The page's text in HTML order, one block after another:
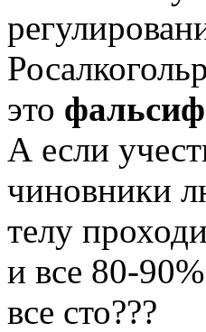
это
А если
чиновники
телу
и все 80-
все сто???